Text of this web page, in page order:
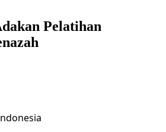
Pelatihan